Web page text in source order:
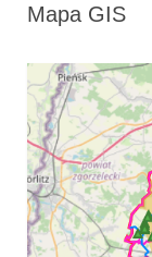
Mapa GIS